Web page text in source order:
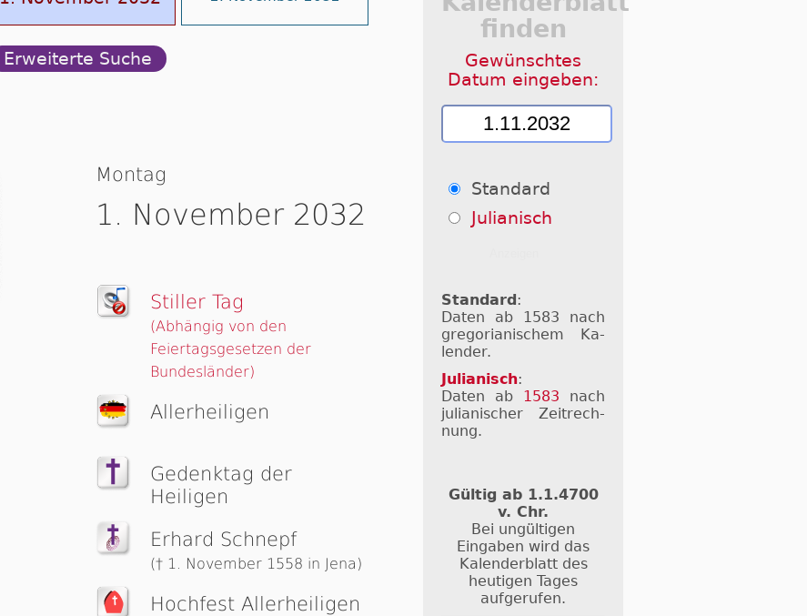
Erweiterte Suche
Montag
1. November 2032
Stiller Tag
(Abhängig von den
Feiertagsgesetzen der
Bundesländer)
Allerheiligen
Gedenktag der
Heiligen
Erhard Schnepf
(† 1. November 1558 in Jena)
Hochfest Allerheiligen
finden
Gewünschtes
Datum eingeben:
Standard
Julianisch
Standard :
Daten ab 1583 nach
gre­go­ri­a­ni­schem Ka­
len­der.
Julianisch:
Daten ab 1583 nach
ju­li­a­ni­scher Zeit­rech­
nung.
Gültig ab 1.1.4700
v. Chr.
Bei ungültigen
Eingaben wird das
Kalenderblatt des
heutigen Tages
aufgerufen.